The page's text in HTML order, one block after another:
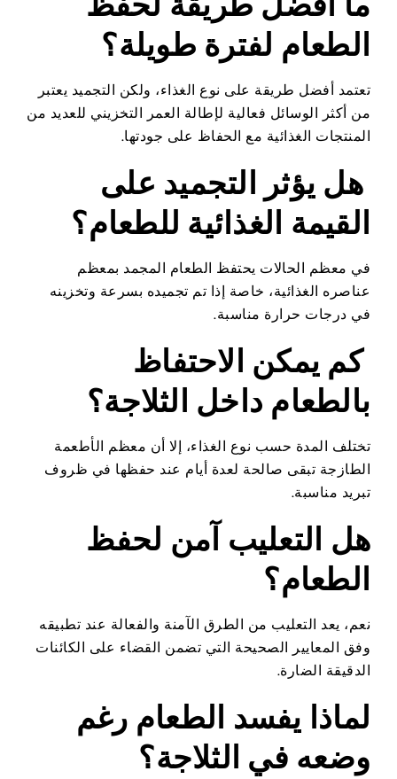
الطعام لفترة طويلة؟
تعتمد أفضل طريقة على نوع الغذاء، ولكن التجميد يعتبر
من أكثر الوسائل فعالية لإطالة العمر التخزيني للعديد من
المنتجات الغذائية مع الحفاظ على جودتها.
هل يؤثر التجميد على
القيمة الغذائية للطعام؟
في معظم الحالات يحتفظ الطعام المجمد بمعظم
عناصره الغذائية، خاصة إذا تم تجميده بسرعة وتخزينه
في درجات حرارة مناسبة.
كم يمكن الاحتفاظ
بالطعام داخل الثلاجة؟
تختلف المدة حسب نوع الغذاء، إلا أن معظم الأطعمة
الطازجة تبقى صالحة لعدة أيام عند حفظها في ظروف
تبريد مناسبة.
هل التعليب آمن لحفظ
الطعام؟
نعم، يعد التعليب من الطرق الآمنة والفعالة عند تطبيقه
وفق المعايير الصحيحة التي تضمن القضاء على الكائنات
الدقيقة الضارة.
لماذا يفسد الطعام رغم
وضعه في الثلاجة؟